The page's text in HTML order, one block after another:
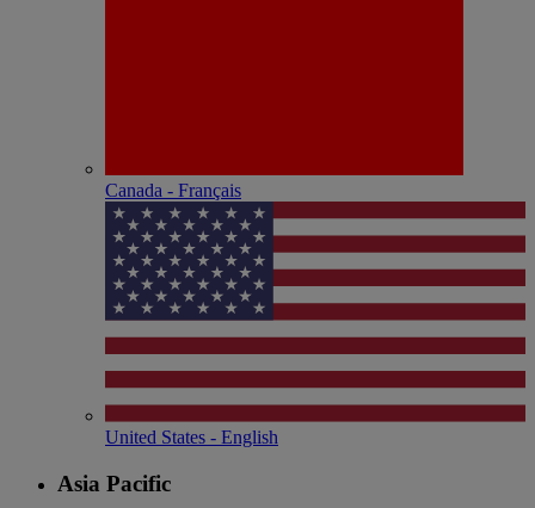
Canada - Français
United States - English
Asia Pacific